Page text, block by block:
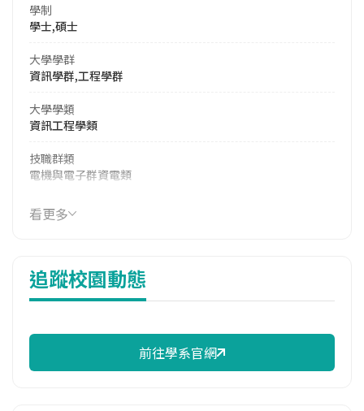
學制
學士,碩士
大學學群
資訊學群,工程學群
大學學類
資訊工程學類
技職群類
電機與電子群資電類
114年學費
41,970 元/學期
13,850 元/學期
114年註冊率
113學年度上學期
看更多
追蹤校園動態
前往學系官網